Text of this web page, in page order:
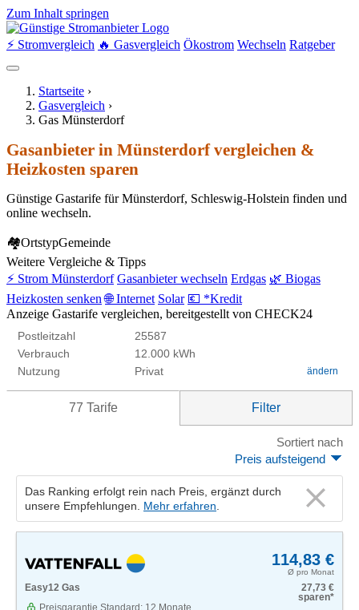
Zum Inhalt springen
⚡ Stromvergleich 🔥 Gasvergleich Ökostrom Wechseln Ratgeber
Startseite ›
Gasvergleich ›
Gas Münsterdorf
Gasanbieter in Münsterdorf vergleichen &
Heizkosten sparen
Günstige Gastarife für Münsterdorf, Schleswig-Holstein finden und
online wechseln.
🏘OrtstypGemeinde
Weitere Vergleiche & Tipps
⚡ Strom Münsterdorf Gasanbieter wechseln Erdgas 🌿 Biogas
Heizkosten senken 🌐 Internet Solar 💶 *Kredit
Anzeige Gastarife vergleichen, bereitgestellt von CHECK24